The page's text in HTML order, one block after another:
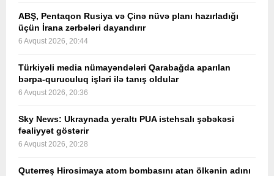
ABŞ, Pentaqon Rusiya və Çinə nüvə planı hazırladığı
üçün İrana zərbələri dayandırır
6 Avqust 2026, 20:44
Türkiyəli media nümayəndələri Qarabağda aparılan
bərpa-quruculuq işləri ilə tanış oldular
6 Avqust 2026, 20:36
Sky News: Ukraynada yeraltı PUA istehsalı şəbəkəsi
fəaliyyət göstərir
6 Avqust 2026, 20:28
Quterreş Hirosimaya atom bombasını atan ölkənin adını